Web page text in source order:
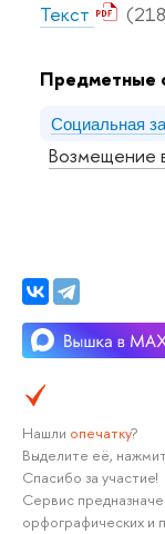
Текст
Предметные
Социальная
Возмещение
Нашли опечатку?
Выделите её,
Спасибо за участие!
Сервис
орфографических и